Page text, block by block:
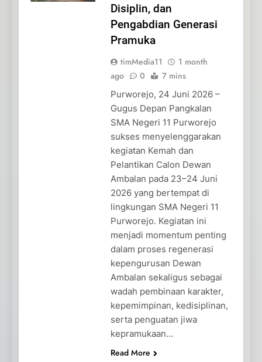
Disiplin, dan
Pengabdian Generasi
Pramuka
timMedia11
1 month
ago
0 7 mins
Purworejo, 24 Juni 2026 –
Gugus Depan Pangkalan
SMA Negeri 11 Purworejo
sukses menyelenggarakan
kegiatan Kemah dan
Pelantikan Calon Dewan
Ambalan pada 23–24 Juni
2026 yang bertempat di
lingkungan SMA Negeri 11
Purworejo. Kegiatan ini
menjadi momentum penting
dalam proses regenerasi
kepengurusan Dewan
Ambalan sekaligus sebagai
wadah pembinaan karakter,
kepemimpinan, kedisiplinan,
serta penguatan jiwa
kepramukaan…
Read More